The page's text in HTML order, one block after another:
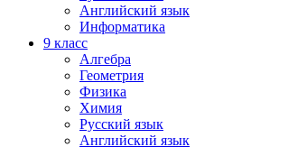
Английский язык
Информатика
9 класс
Алгебра
Геометрия
Физика
Химия
Русский язык
Английский язык